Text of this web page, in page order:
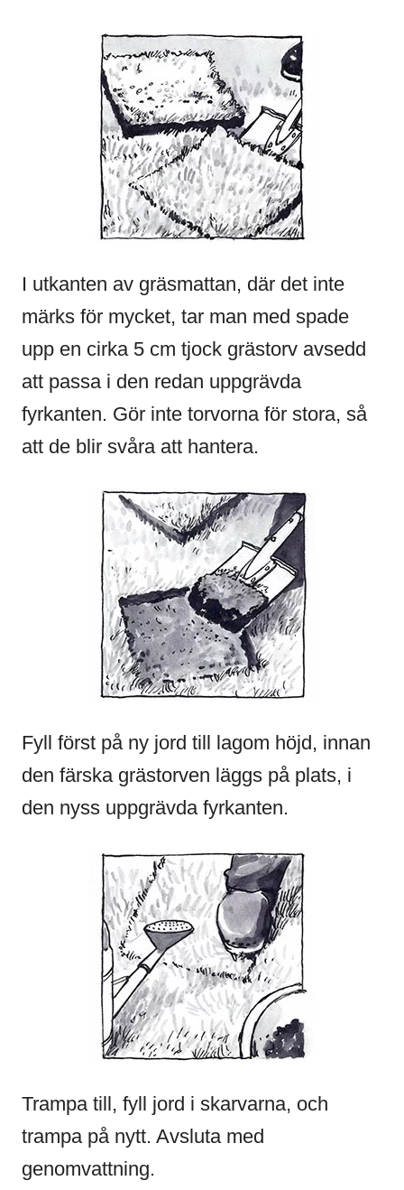
I utkanten av gräsmattan, där det inte
märks för mycket, tar man med spade
upp en cirka 5 cm tjock grästorv avsedd
att passa i den redan uppgrävda
fyrkanten. Gör inte torvorna för stora, så
att de blir svåra att hantera.
Fyll först på ny jord till lagom höjd, innan
den färska grästorven läggs på plats, i
den nyss uppgrävda fyrkanten.
Trampa till, fyll jord i skarvarna, och
trampa på nytt. Avsluta med
genomvattning.